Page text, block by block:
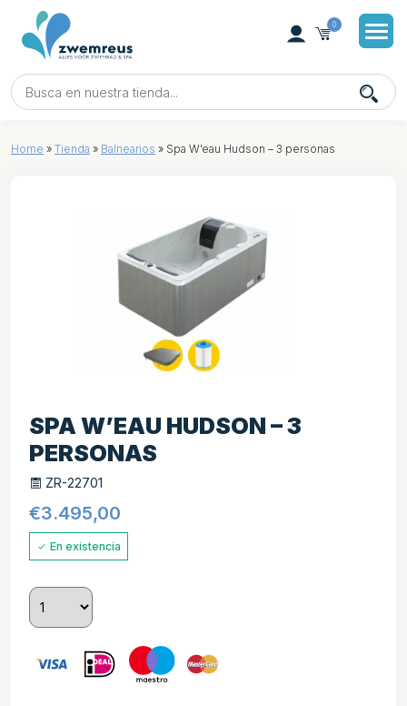
0
Home » Tienda » Balnearios » Spa W’eau Hudson – 3 personas
SPA W’EAU HUDSON – 3
PERSONAS
ZR-22701
€3.495,00
En existencia